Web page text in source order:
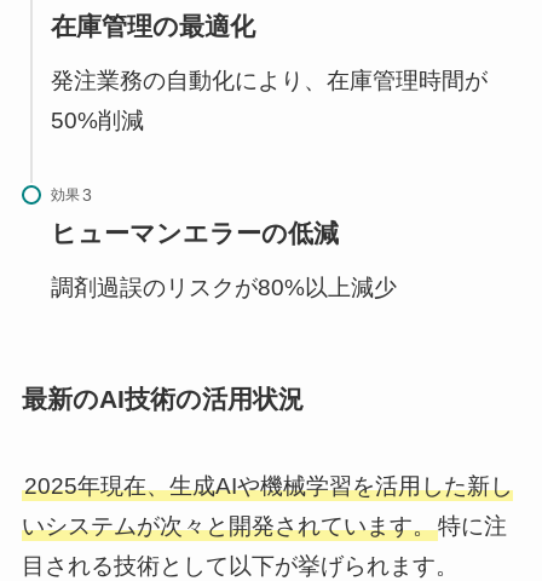
在庫管理の最適化
発注業務の自動化により、在庫管理時間が
50%削減
効果
ヒューマンエラーの低減
調剤過誤のリスクが80%以上減少
最新のAI技術の活用状況
2025年現在、生成AIや機械学習を活用した新し
いシステムが次々と開発されています。特に注
目される技術として以下が挙げられます。